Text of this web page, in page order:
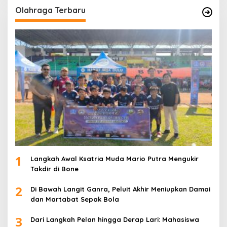
Olahraga Terbaru
1
Langkah Awal Ksatria Muda Mario Putra Mengukir
Takdir di Bone
2
Di Bawah Langit Ganra, Peluit Akhir Meniupkan Damai
dan Martabat Sepak Bola
3
Dari Langkah Pelan hingga Derap Lari: Mahasiswa